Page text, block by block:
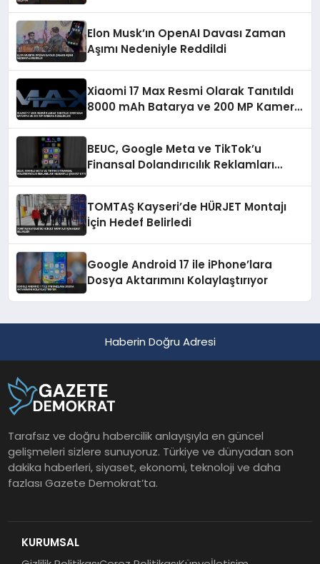
Elon Musk’ın OpenAI Davası Zaman
Aşımı Nedeniyle Reddildi
Xiaomi 17 Max Resmi Olarak Tanıtıldı
8000 mAh Batarya ve 200 MP Kamera
BEUC, Google Meta ve TikTok’u
Finansal Dolandırıcılık Reklamları
TOMTAŞ Kayseri’de HÜRJET Montajı
İçin Hedef Belirledi
Google Android 17 ile iPhone’lara
Dosya Aktarımını Kolaylaştırıyor
Haberin Doğru Adresi
Tarafsız ve doğru habercilik anlayışıyla en güncel
gelişmeleri sizlere sunuyoruz. Türkiye ve dünyadan son
dakika haberleri, siyaset, ekonomi, teknoloji ve daha
fazlası Gazete Demokrat’ta.
KURUMSAL